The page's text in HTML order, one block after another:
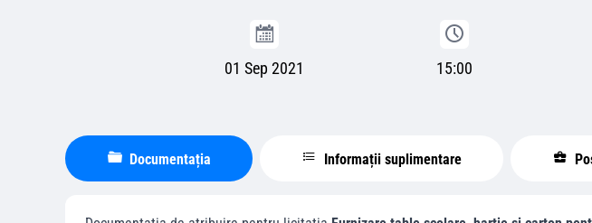
01 Sep 2021 15:00
Documentația Informații suplimentare